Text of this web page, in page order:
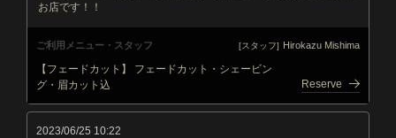
お店です！！
ご利用メニュー・スタッフ [スタッフ] Hirokazu Mishima
【フェードカット】 フェードカット・シェービン
グ・眉カット込
Reserve
2023/06/25 10:22